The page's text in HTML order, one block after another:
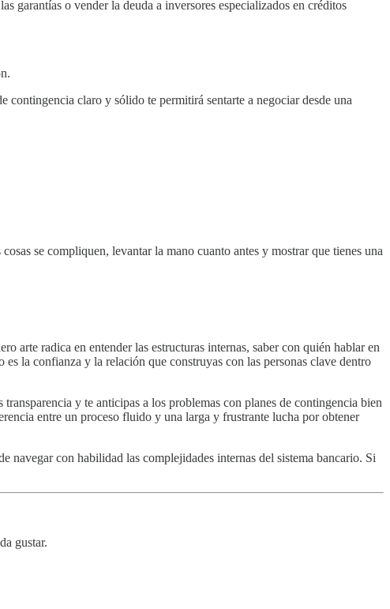
garantías o vender la deuda a inversores especializados en créditos
contingencia claro y sólido te permitirá sentarte a negociar desde una
se compliquen, levantar la mano cuanto antes y mostrar que tienes una
arte radica en entender las estructuras internas, saber con quién hablar en
la confianza y la relación que construyas con las personas clave dentro
y te anticipas a los problemas con planes de contingencia bien
entre un proceso fluido y una larga y frustrante lucha por obtener
navegar con habilidad las complejidades internas del sistema bancario. Si
gustar.